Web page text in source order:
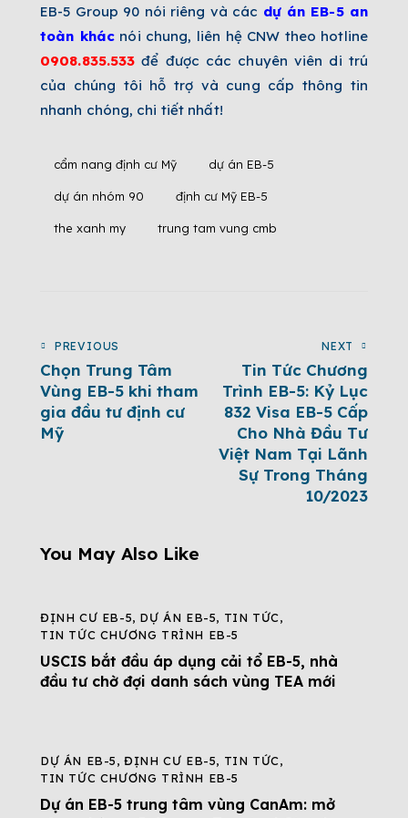
EB-5 Group 90 nói riêng và các dự án EB-5 an
toàn khác nói chung, liên hệ CNW theo hotline
0908.835.533 để được các chuyên viên di trú
của chúng tôi hỗ trợ và cung cấp thông tin
nhanh chóng, chi tiết nhất!
cẩm nang định cư Mỹ dự án EB-5
dự án nhóm 90 định cư Mỹ EB-5
the xanh my trung tam vung cmb
PREVIOUS
Chọn Trung Tâm
Vùng EB-5 khi tham
gia đầu tư định cư
Mỹ
NEXT
Tin Tức Chương
Trình EB-5: Kỷ Lục
832 Visa EB-5 Cấp
Cho Nhà Đầu Tư
Việt Nam Tại Lãnh
Sự Trong Tháng
10/2023
You May Also Like
ĐỊNH CƯ EB-5, DỰ ÁN EB-5, TIN TỨC,
TIN TỨC CHƯƠNG TRÌNH EB-5
USCIS bắt đầu áp dụng cải tổ EB-5, nhà
đầu tư chờ đợi danh sách vùng TEA mới
DỰ ÁN EB-5,ĐỊNH CƯ EB-5, TIN TỨC,
TIN TỨC CHƯƠNG TRÌNH EB-5
Dự án EB-5 trung tâm vùng CanAm: mở